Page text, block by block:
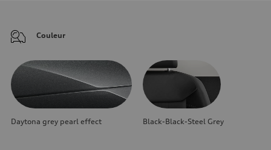
Couleur
Daytona grey pearl effect Black-Black-Steel Grey